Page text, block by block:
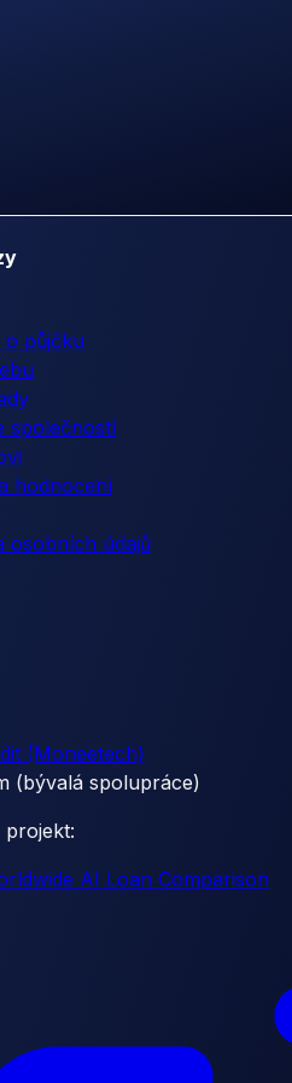
o půjčku
společností
hodnocení
osobních údajů
(Moneetech)
(bývalá spolupráce)
projekt:
AI Loan Comparison